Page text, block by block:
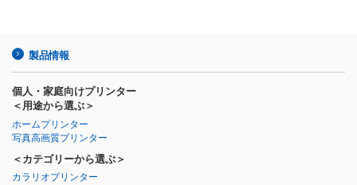
製品情報
個人・家庭向けプリンター
＜用途から選ぶ＞
ホームプリンター
写真高画質プリンター
＜カテゴリーから選ぶ＞
カラリオプリンター